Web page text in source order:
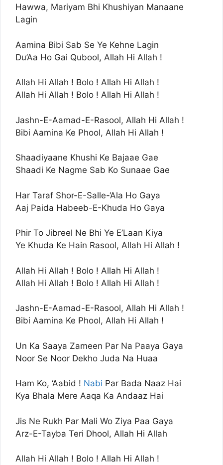
Hawwa, Mariyam Bhi Khushiyan Manaane
Lagin
Aamina Bibi Sab Se Ye Kehne Lagin
Du’Aa Ho Gai Qubool, Allah Hi Allah !
Allah Hi Allah ! Bolo ! Allah Hi Allah !
Allah Hi Allah ! Bolo ! Allah Hi Allah !
Jashn-E-Aamad-E-Rasool, Allah Hi Allah !
Bibi Aamina Ke Phool, Allah Hi Allah !
Shaadiyaane Khushi Ke Bajaae Gae
Shaadi Ke Nagme Sab Ko Sunaae Gae
Har Taraf Shor-E-Salle-‘Ala Ho Gaya
Aaj Paida Habeeb-E-Khuda Ho Gaya
Phir To Jibreel Ne Bhi Ye E’Laan Kiya
Ye Khuda Ke Hain Rasool, Allah Hi Allah !
Allah Hi Allah ! Bolo ! Allah Hi Allah !
Allah Hi Allah ! Bolo ! Allah Hi Allah !
Jashn-E-Aamad-E-Rasool, Allah Hi Allah !
Bibi Aamina Ke Phool, Allah Hi Allah !
Un Ka Saaya Zameen Par Na Paaya Gaya
Noor Se Noor Dekho Juda Na Huaa
Ham Ko, ‘Aabid ! Nabi Par Bada Naaz Hai
Kya Bhala Mere Aaqa Ka Andaaz Hai
Jis Ne Rukh Par Mali Wo Ziya Paa Gaya
Arz-E-Tayba Teri Dhool, Allah Hi Allah
Allah Hi Allah ! Bolo ! Allah Hi Allah !